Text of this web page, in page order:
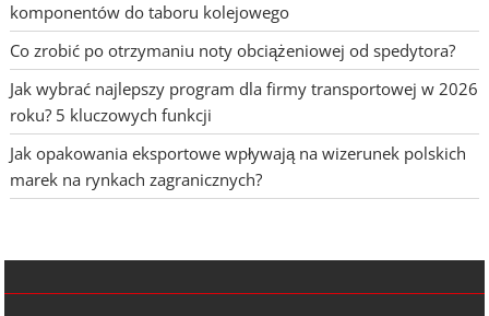
komponentów do taboru kolejowego
Co zrobić po otrzymaniu noty obciążeniowej od spedytora?
Jak wybrać najlepszy program dla firmy transportowej w 2026
roku? 5 kluczowych funkcji
Jak opakowania eksportowe wpływają na wizerunek polskich
marek na rynkach zagranicznych?